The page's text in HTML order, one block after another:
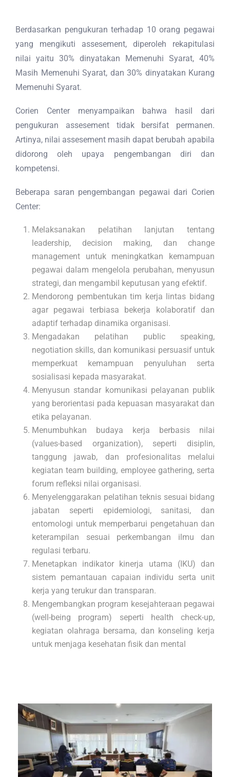
Berdasarkan pengukuran terhadap 10 orang pegawai
yang mengikuti assesement, diperoleh rekapitulasi
nilai yaitu 30% dinyatakan Memenuhi Syarat, 40%
Masih Memenuhi Syarat, dan 30% dinyatakan Kurang
Memenuhi Syarat.
Corien Center menyampaikan bahwa hasil dari
pengukuran assesement tidak bersifat permanen.
Artinya, nilai assesement masih dapat berubah apabila
didorong oleh upaya pengembangan diri dan
kompetensi.
Beberapa saran pengembangan pegawai dari Corien
Center:
Melaksanakan pelatihan lanjutan tentang
leadership, decision making, dan change
management untuk meningkatkan kemampuan
pegawai dalam mengelola perubahan, menyusun
strategi, dan mengambil keputusan yang efektif.
Mendorong pembentukan tim kerja lintas bidang
agar pegawai terbiasa bekerja kolaboratif dan
adaptif terhadap dinamika organisasi.
Mengadakan pelatihan public speaking,
negotiation skills, dan komunikasi persuasif untuk
memperkuat kemampuan penyuluhan serta
sosialisasi kepada masyarakat.
Menyusun standar komunikasi pelayanan publik
yang berorientasi pada kepuasan masyarakat dan
etika pelayanan.
Menumbuhkan budaya kerja berbasis nilai
(values-based organization), seperti disiplin,
tanggung jawab, dan profesionalitas melalui
kegiatan team building, employee gathering, serta
forum refleksi nilai organisasi.
Menyelenggarakan pelatihan teknis sesuai bidang
jabatan seperti epidemiologi, sanitasi, dan
entomologi untuk memperbarui pengetahuan dan
keterampilan sesuai perkembangan ilmu dan
regulasi terbaru.
Menetapkan indikator kinerja utama (IKU) dan
sistem pemantauan capaian individu serta unit
kerja yang terukur dan transparan.
Mengembangkan program kesejahteraan pegawai
(well-being program) seperti health check-up,
kegiatan olahraga bersama, dan konseling kerja
untuk menjaga kesehatan fisik dan mental